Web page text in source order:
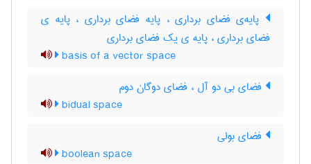
پایه‌ی فضای برداری ، پایه فضای برداری ، پایه ی
فضای برداری ، پایه ی یک فضای برداری
basis of a vector space
فضای بی دو آل ، فضای دوگان دوم
bidual space
فضای بولی
boolean space